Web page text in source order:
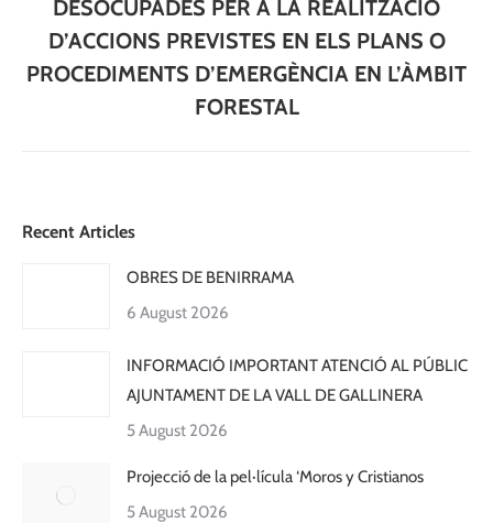
DESOCUPADES PER A LA REALITZACIÓ
D’ACCIONS PREVISTES EN ELS PLANS O
PROCEDIMENTS D’EMERGÈNCIA EN L’ÀMBIT
FORESTAL
Recent Articles
OBRES DE BENIRRAMA
6 August 2026
INFORMACIÓ IMPORTANT ATENCIÓ AL PÚBLIC
AJUNTAMENT DE LA VALL DE GALLINERA
5 August 2026
Projecció de la pel·lícula ‘Moros y Cristianos
5 August 2026